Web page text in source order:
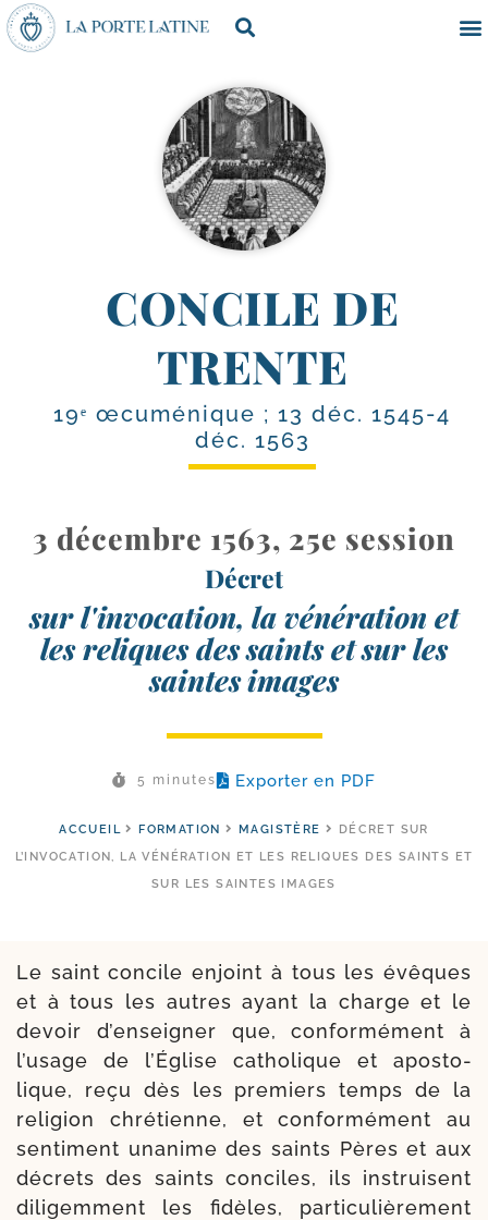
CONCILE DE
TRENTE
19ᵉ œcuménique ; 13 déc. 1545-4
déc. 1563
3 décembre 1563, 25e session
Décret
sur l'invocation, la vénération et
les reliques des saints et sur les
saintes images
5 minutes Exporter en PDF
ACCUEIL FORMATION MAGISTÈRE
DÉCRET SUR
L’INVOCATION, LA VÉNÉRATION ET LES RELIQUES DES SAINTS ET
SUR LES SAINTES IMAGES
Le saint concile enjoint à tous les évêques
et à tous les autres ayant la charge et le
devoir d’enseigner que, confor­mé­ment à
l’usage de l’Église catho­lique et apos­to­
lique, reçu dès les pre­miers temps de la
reli­gion chré­tienne, et confor­mé­ment au
sen­ti­ment una­nime des saints Pères et aux
décrets des saints conciles, ils ins­truisent
dili­gem­ment les fidèles, par­ti­cu­liè­re­ment